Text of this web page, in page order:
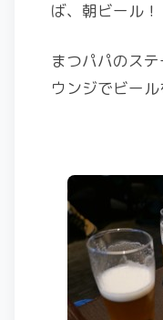
ば、朝ビール！
まつパパのス
ウンジでビー